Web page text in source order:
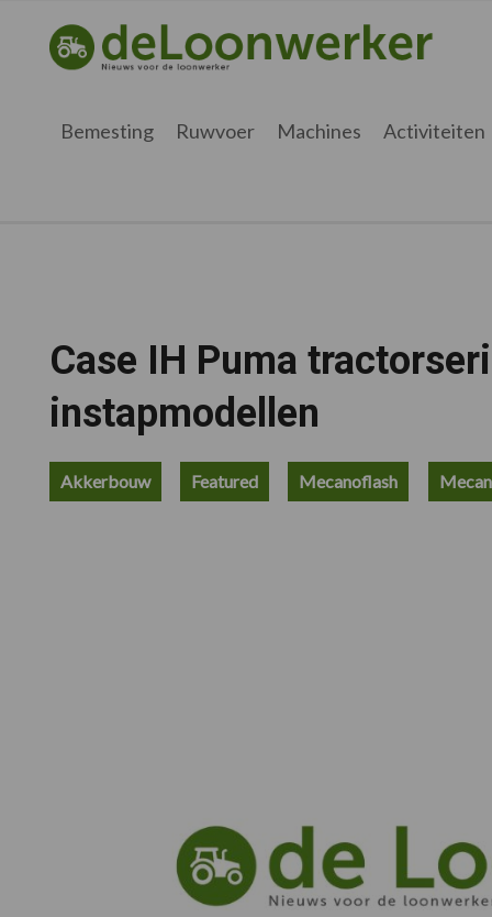
hoofdnavigatie
hoofd
eerste
voettekst
deloonwerker.be
Bemesting Ruwvoer Machines Activiteiten
Case IH Puma
instapmodellen
Akkerbouw Featured Mecanoflash